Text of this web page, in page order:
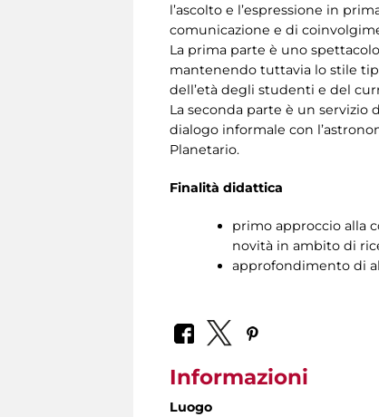
l’ascolto e l’espressione in
comunicazione e di
La prima parte è uno
mantenendo tuttavia lo stile
dell’età degli studenti e del
La seconda parte è un
dialogo informale con
Planetario.
Finalità didattica
primo approccio alla
novità in ambito di
approfondimento di
Informazioni
Luogo